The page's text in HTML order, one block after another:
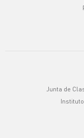
Junta de